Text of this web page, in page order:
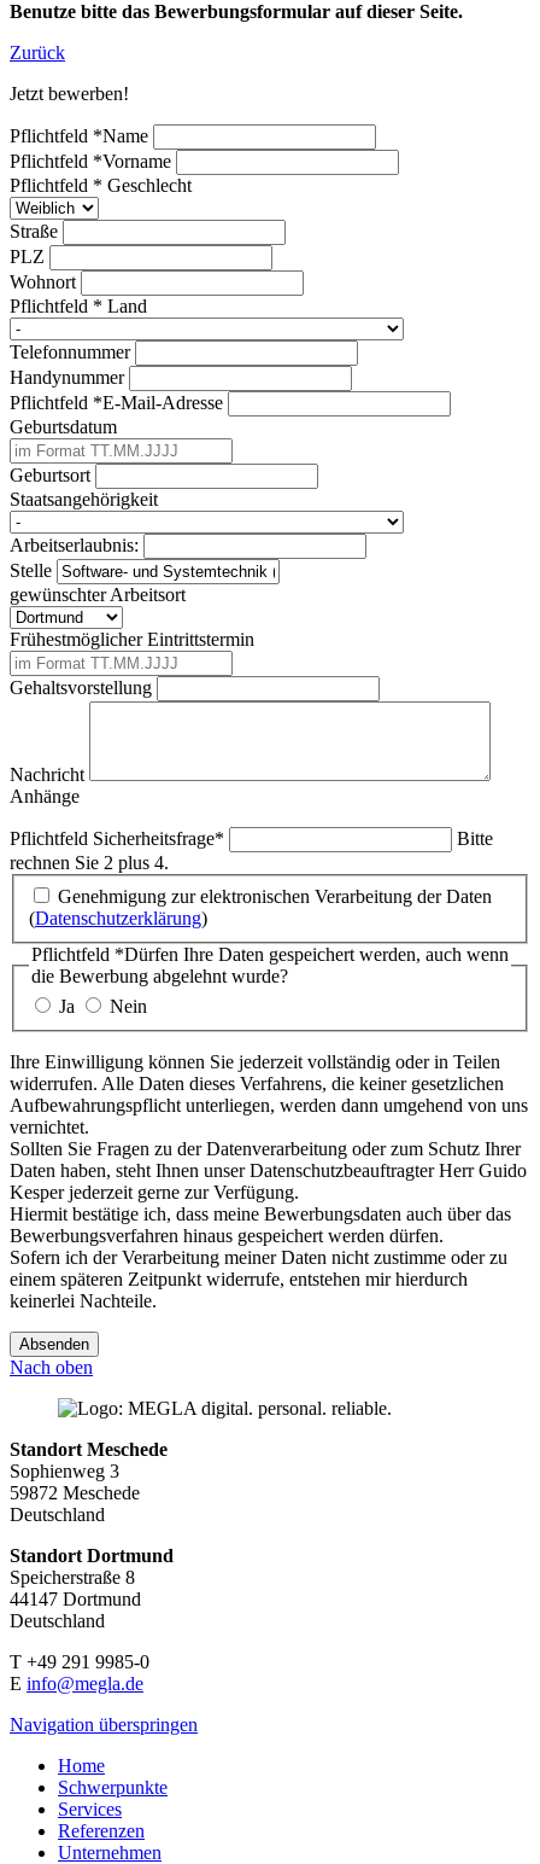
Benutze bitte das Bewerbungsformular auf dieser Seite.
Zurück
Jetzt bewerben!
Pflichtfeld *Name
Pflichtfeld *Vorname
Pflichtfeld * Geschlecht
Straße
PLZ
Wohnort
Pflichtfeld * Land
Telefonnummer
Handynummer
Pflichtfeld *E-Mail-Adresse
Geburtsdatum
Geburtsort
Staatsangehörigkeit
Arbeitserlaubnis:
Stelle
gewünschter Arbeitsort
Frühestmöglicher Eintrittstermin
Gehaltsvorstellung
Nachricht
Anhänge
Pflichtfeld Sicherheitsfrage*
Bitte
rechnen Sie 2 plus 4.
Genehmigung zur elektronischen Verarbeitung der Daten
(Datenschutzerklärung)
Pflichtfeld *Dürfen Ihre Daten gespeichert werden, auch wenn
die Bewerbung abgelehnt wurde?
Ja
Nein
Ihre Einwilligung können Sie jederzeit vollständig oder in Teilen
widerrufen. Alle Daten dieses Verfahrens, die keiner gesetzlichen
Aufbewahrungspflicht unterliegen, werden dann umgehend von uns
vernichtet.
Sollten Sie Fragen zu der Datenverarbeitung oder zum Schutz Ihrer
Daten haben, steht Ihnen unser Datenschutzbeauftragter Herr Guido
Kesper jederzeit gerne zur Verfügung.
Hiermit bestätige ich, dass meine Bewerbungsdaten auch über das
Bewerbungsverfahren hinaus gespeichert werden dürfen.
Sofern ich der Verarbeitung meiner Daten nicht zustimme oder zu
einem späteren Zeitpunkt widerrufe, entstehen mir hierdurch
keinerlei Nachteile.
Absenden
Nach oben
Standort Meschede
Sophienweg 3
59872 Meschede
Deutschland
Standort Dortmund
Speicherstraße 8
44147 Dortmund
Deutschland
T +49 291 9985-0
E info@megla.de
Navigation überspringen
Home
Schwerpunkte
Services
Referenzen
Unternehmen